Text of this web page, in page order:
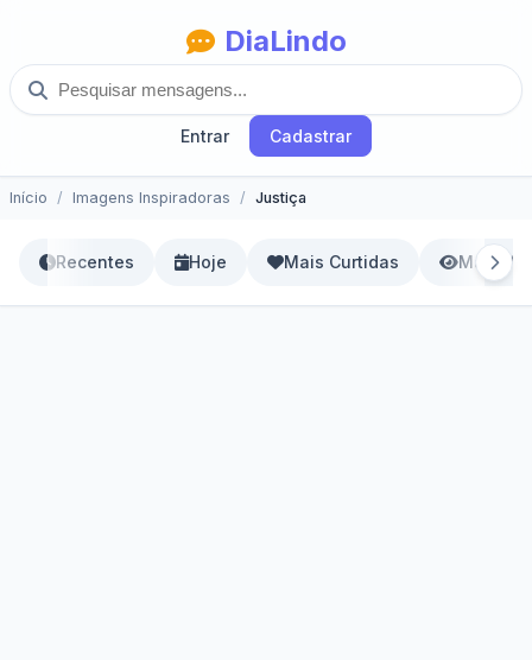
DiaLindo
Entrar Cadastrar
Início Imagens Inspiradoras Justiça
Recentes Hoje Mais Curtidas Mais